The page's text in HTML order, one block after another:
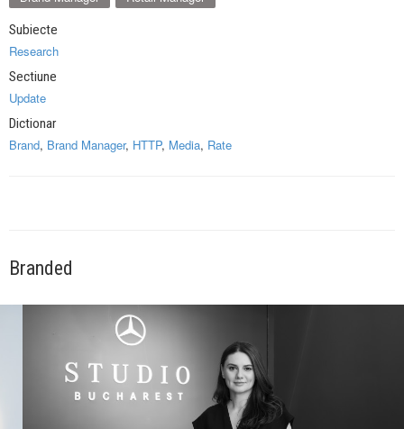
Subiecte
Research
Sectiune
Update
Dictionar
Brand, Brand Manager, HTTP, Media, Rate
Branded